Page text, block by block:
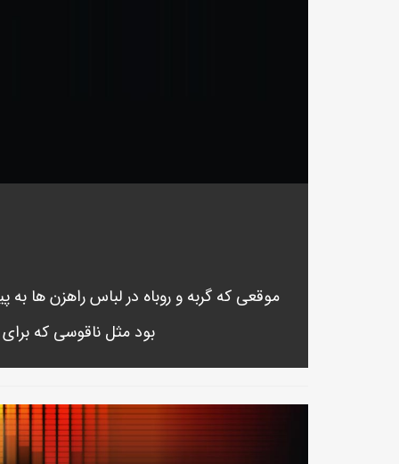
موقعی که گربه و روباه در لباس راهزن ها به
بود مثل ناقوسی که